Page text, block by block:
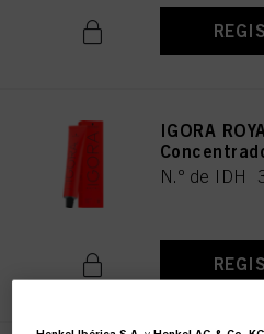
IGORA
N.º de IDH